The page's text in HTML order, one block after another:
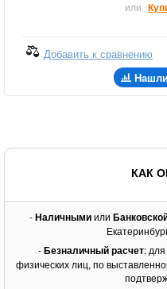
или
Добавить к сравнению
КАК
-Наличнымиили
-Безналичный расчет:
физических лиц, по